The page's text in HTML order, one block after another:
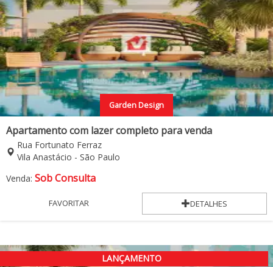
Garden Design
Apartamento com lazer completo para venda
Rua Fortunato Ferraz
Vila Anastácio - São Paulo
Venda: Sob Consulta
FAVORITAR DETALHES
LANÇAMENTO